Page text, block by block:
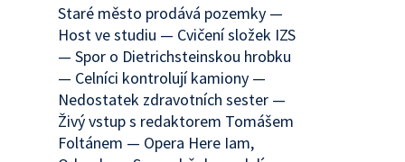
Staré město prodává pozemky —
Host ve studiu — Cvičení složek IZS
— Spor o Dietrichsteinskou hrobku
— Celníci kontrolují kamiony —
Nedostatek zdravotních sester —
Živý vstup s redaktorem Tomášem
Foltánem — Opera Here Iam,